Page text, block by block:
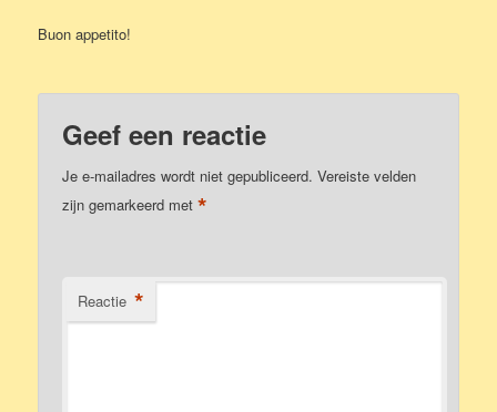
Buon appetito!
Geef een reactie
Je e-mailadres wordt niet gepubliceerd. Vereiste velden
zijn gemarkeerd met*
Reactie *